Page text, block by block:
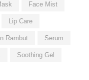
Face Mist
Lip Care
Rambut Serum
Soothing Gel